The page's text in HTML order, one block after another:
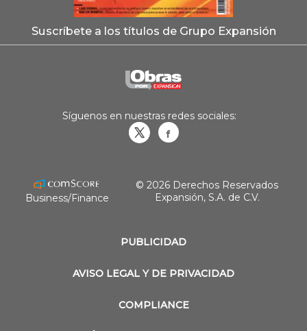
Suscríbete a los títulos de Grupo Expansión
PUBLICIDAD
AVISO LEGAL Y DE PRIVACIDAD
COMPLIANCE
Síguenos en nuestras redes sociales:
Business/Finance
© 2026 Derechos Reservados
Expansión, S.A. de C.V.